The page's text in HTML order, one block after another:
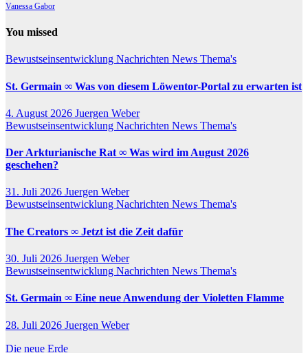
Vanessa Gabor
You missed
Bewustseinsentwicklung Nachrichten News Thema's
St. Germain ∞ Was von diesem Löwentor-Portal zu erwarten ist
4. August 2026 Juergen Weber
Bewustseinsentwicklung Nachrichten News Thema's
Der Arkturianische Rat ∞ Was wird im August 2026
geschehen?
31. Juli 2026 Juergen Weber
Bewustseinsentwicklung Nachrichten News Thema's
The Creators ∞ Jetzt ist die Zeit dafür
30. Juli 2026 Juergen Weber
Bewustseinsentwicklung Nachrichten News Thema's
St. Germain ∞ Eine neue Anwendung der Violetten Flamme
28. Juli 2026 Juergen Weber
Die neue Erde